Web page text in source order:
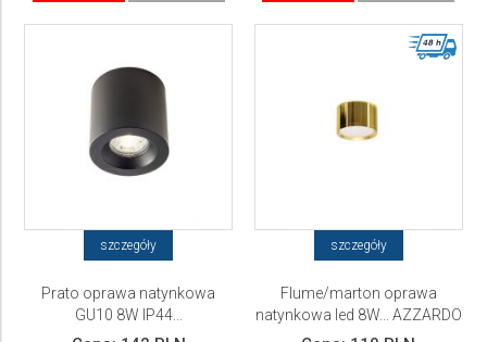
szczegóły
Prato oprawa natynkowa
GU10 8W IP44...
szczegóły
Flume/marton oprawa
natynkowa led 8W... AZZARDO